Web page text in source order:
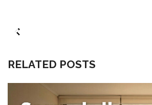
RELATED POSTS